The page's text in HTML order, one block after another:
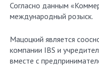
Согласно данным
международный розыск.
Мацоцкий является
компании IBS и
вместе с